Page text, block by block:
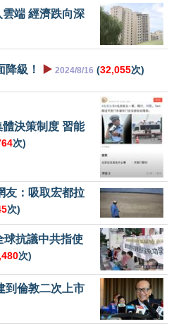
雲端 經濟跌向深
級！ ▶️ 2024/8/16 (32,055次)
決策制度 習能
次)
友：吸取宏都拉
次)
球抗議中共指使
次)
到倫敦二次上市